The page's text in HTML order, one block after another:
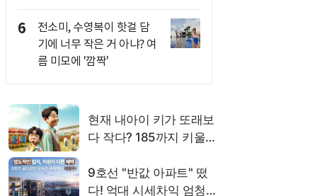
6
전소미, 수영복이 핫걸 담
기에 너무 작은 거 아냐? 여
름 미모에 '깜짝'